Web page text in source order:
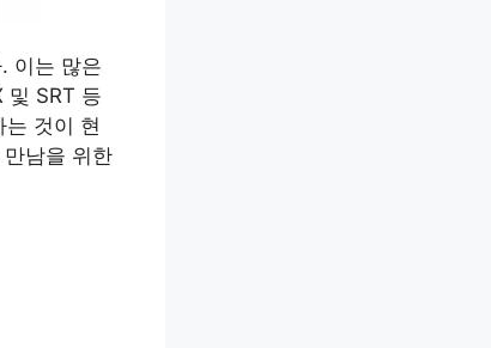
이는 많은
및 SRT 등
것이 현
남을 위한